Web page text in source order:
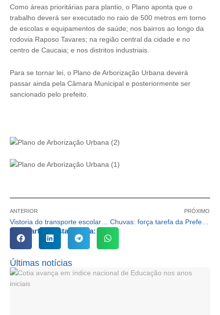
Como áreas prioritárias para plantio, o Plano aponta que o
trabalho deverá ser executado no raio de 500 metros em torno
de escolas e equipamentos de saúde; nos bairros ao longo da
rodovia Raposo Tavares; na região central da cidade e no
centro de Caucaia; e nos distritos industriais.
Para se tornar lei, o Plano de Arborização Urbana deverá
passar ainda pela Câmara Municipal e posteriormente ser
sancionado pelo prefeito.
ANTERIOR PRÓXIMO
Chuvas: força tarefa da Prefeitura monitora bairros em Cotia
Compartilhe esta notícia:
Últimas notícias